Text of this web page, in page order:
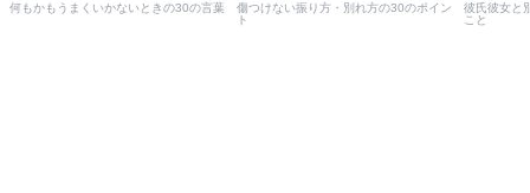
何もかもうまくいかないときの30の言葉
傷つけない振り方・別れ方の30のポイン
ト
彼氏彼女と
こと